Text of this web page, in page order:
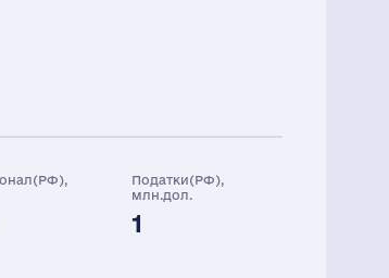
Податки(РФ),
млн.дол.
1